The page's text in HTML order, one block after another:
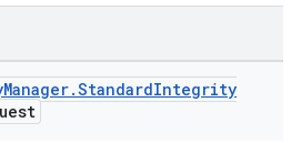
Manager.StandardIntegrity